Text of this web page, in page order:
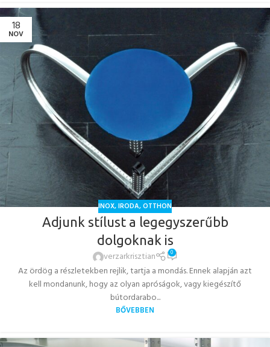
18
NOV
INOX,IRODA,OTTHON
Adjunk stílust a legegyszerűbb
dolgoknak is
verzarkrisztian 0
Az ördög a részletekben rejlik, tartja a mondás. Ennek alapján azt
kell mondanunk, hogy az olyan apróságok, vagy kiegészítő
bútordarabo...
BŐVEBBEN